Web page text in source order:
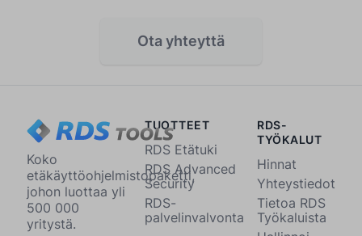
Ota yhteyttä
Koko
etäkäyttöohjelmistopaketti,
johon luottaa yli
500 000
yritystä.
TUOTTEET
RDS Etätuki
RDS Advanced
Security
RDS-
palvelinvalvonta
RDS-
TYÖKALUT
Hinnat
Yhteystiedot
Tietoa RDS
Työkaluista